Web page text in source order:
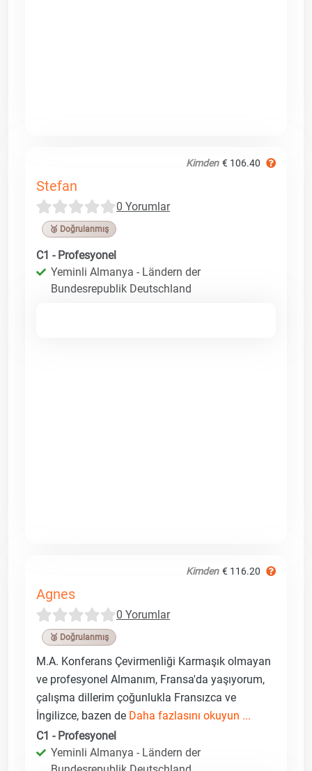
Kimden € 106.40
Stefan
0 Yorumlar
🥉 Doğrulanmış
C1 - Profesyonel
Yeminli Almanya - Ländern der
Bundesrepublik Deutschland
Kimden € 116.20
Agnes
0 Yorumlar
🥉 Doğrulanmış
M.A. Konferans Çevirmenliği Karmaşık olmayan
ve profesyonel Almanım, Fransa'da yaşıyorum,
çalışma dillerim çoğunlukla Fransızca ve
İngilizce, bazen de Daha fazlasını okuyun ...
C1 - Profesyonel
Yeminli Almanya - Ländern der